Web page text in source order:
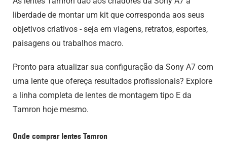
liberdade de montar um kit que corresponda aos seus
objetivos criativos - seja em viagens, retratos, esportes,
paisagens ou trabalhos macro.
Pronto para atualizar sua configuração da Sony A7 com
uma lente que ofereça resultados profissionais? Explore
a linha completa de lentes de montagem tipo E da
Tamron hoje mesmo.
Onde comprar lentes Tamron